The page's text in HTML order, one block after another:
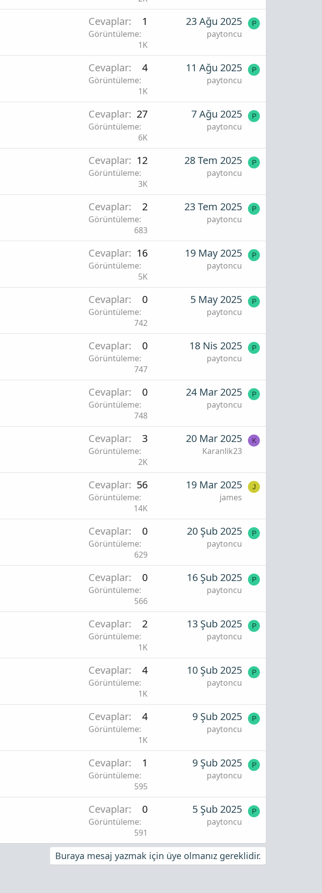
Cevaplar 1
Görüntüleme
1K
23 Ağu 2025
paytoncu
P
Cevaplar 4
Görüntüleme
1K
11 Ağu 2025
paytoncu
P
Cevaplar 27
Görüntüleme
6K
7 Ağu 2025
paytoncu
P
Cevaplar 12
Görüntüleme
3K
28 Tem 2025
paytoncu
P
Cevaplar 2
Görüntüleme
683
23 Tem 2025
paytoncu
P
Cevaplar 16
Görüntüleme
5K
19 May 2025
paytoncu
P
Cevaplar 0
Görüntüleme
742
5 May 2025
paytoncu
P
Cevaplar 0
Görüntüleme
747
18 Nis 2025
paytoncu
P
Cevaplar 0
Görüntüleme
748
24 Mar 2025
paytoncu
P
Cevaplar 3
Görüntüleme
2K
20 Mar 2025
Karanlik23
K
Cevaplar 56
Görüntüleme
14K
19 Mar 2025
james
J
Cevaplar 0
Görüntüleme
629
20 Şub 2025
paytoncu
P
Cevaplar 0
Görüntüleme
566
16 Şub 2025
paytoncu
P
Cevaplar 2
Görüntüleme
1K
13 Şub 2025
paytoncu
P
Cevaplar 4
Görüntüleme
1K
10 Şub 2025
paytoncu
P
Cevaplar 4
Görüntüleme
1K
9 Şub 2025
paytoncu
P
Cevaplar 1
Görüntüleme
595
9 Şub 2025
paytoncu
P
Cevaplar 0
Görüntüleme
591
5 Şub 2025
paytoncu
P
Buraya mesaj yazmak için üye olmanız gereklidir.